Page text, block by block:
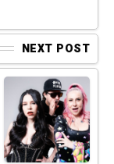
NEXT POST